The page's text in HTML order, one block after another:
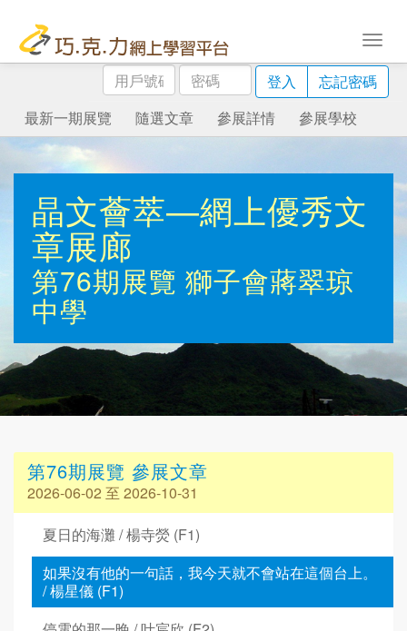
用
戶
號
碼
密
碼
登入
忘記密碼
最新一期展覽
隨選文章 參展詳情 參展學校
晶文薈萃—網上優秀文
章展廊
第76期展覽 獅子會蔣翠琼
中學
第76期展覽 參展文章
2026-06-02 至 2026-10-31
夏日的海灘 / 楊寺熒 (F1)
如果沒有他的一句話，我今天就不會站在這個台上。
/ 楊星儀 (F1)